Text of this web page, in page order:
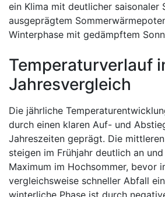
ein Klima mit deutlicher saisonaler
ausgeprägtem
Winterphase mit gedämpftem
Temperaturverlauf
Jahresvergleich
Die jährliche
durch einen klaren Auf- und
Jahreszeiten geprägt. Die
steigen im Frühjahr deutlich an
Maximum im Hochsommer, bevor
vergleichsweise schneller Abfall
winterliche Phase ist durch